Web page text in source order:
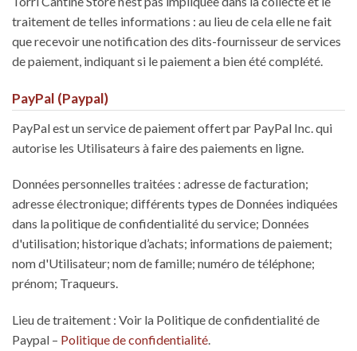
traitement de telles informations : au lieu de cela elle ne fait
que recevoir une notification des dits-fournisseur de services
de paiement, indiquant si le paiement a bien été complété.
PayPal (Paypal)
PayPal est un service de paiement offert par PayPal Inc. qui
autorise les Utilisateurs à faire des paiements en ligne.
Données personnelles traitées : adresse de facturation;
adresse électronique; différents types de Données indiquées
dans la politique de confidentialité du service; Données
d'utilisation; historique d’achats; informations de paiement;
nom d'Utilisateur; nom de famille; numéro de téléphone;
prénom; Traqueurs.
Lieu de traitement : Voir la Politique de confidentialité de
Paypal – Politique de confidentialité.